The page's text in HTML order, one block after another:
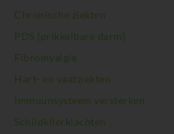
BodySwitch Rotterdam-Oost
BodySwitch Schiedam
BodySwitch Son en Breugel
BodySwitch Tilburg
BodySwitch Utrecht
Chronische ziekten
PDS (prikkelbare darm)
Fibromyalgie
Hart- en vaatziekten
Immuunsysteem versterken
Schildklierklachten